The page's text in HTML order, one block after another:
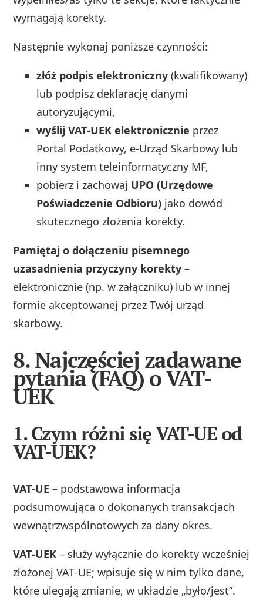
wymagają korekty.
Następnie wykonaj poniższe czynności:
złóż podpis elektroniczny (kwalifikowany)
lub podpisz deklarację danymi
autoryzującymi,
wyślij VAT‑UEK elektronicznie przez
Portal Podatkowy, e‑Urząd Skarbowy lub
inny system teleinformatyczny MF,
pobierz i zachowaj UPO (Urzędowe
Poświadczenie Odbioru) jako dowód
skutecznego złożenia korekty.
Pamiętaj o dołączeniu pisemnego
uzasadnienia przyczyny korekty –
elektronicznie (np. w załączniku) lub w innej
formie akceptowanej przez Twój urząd
skarbowy.
8. Najczęściej zadawane
pytania (FAQ) o VAT-
UEK
1. Czym różni się VAT-UE od
VAT-UEK?
VAT‑UE – podstawowa informacja
podsumowująca o dokonanych transakcjach
wewnątrzwspólnotowych za dany okres.
VAT‑UEK – służy wyłącznie do korekty wcześniej
złożonej VAT‑UE; wpisuje się w nim tylko dane,
które ulegają zmianie, w układzie „było/jest”.